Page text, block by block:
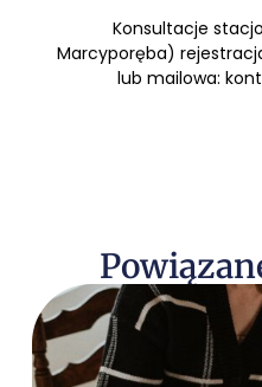
Konsultacje
Marcyporęba)
lub mailowa: